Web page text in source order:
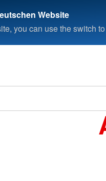
Website
you can use the switch